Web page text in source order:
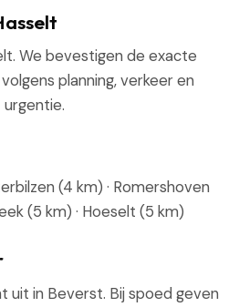
We bevestigen de exacte
planning, verkeer en
urgentie.
(4 km) · Romershoven
(5 km) · Hoeselt (5 km)
uit in Beverst. Bij spoed geven